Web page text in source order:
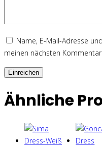
Name, E-Mail-Adresse
meinen nächsten
Ähnliche